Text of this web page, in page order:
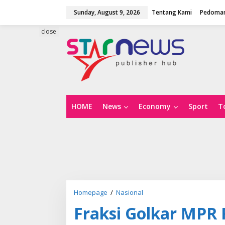
Sunday, August 9, 2026 Tentang Kami
HOME News Economy Sport
close
Homepage / Nasional
a
k
Fraksi Golkar